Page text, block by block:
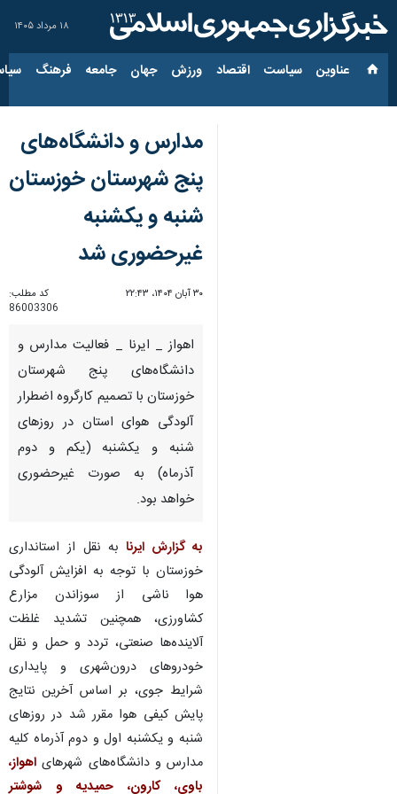
۱۸ مرداد ۱۴۰۵
عناوین‌ سیاست اقتصاد ورزش جهان جامعه فرهنگ
مدارس و دانشگاه‌های
پنج شهرستان خوزستان
شنبه و یکشنبه
غیرحضوری شد
۳۰ آبان ۱۴۰۴، ۲۲:۴۳
کد مطلب:
86003306
اهواز _ ایرنا _ فعالیت مدارس و
دانشگاه‌های پنج شهرستان‌
خوزستان با تصمیم کارگروه اضطرار
آلودگی هوای استان در روزهای
شنبه و یکشنبه (یکم و دوم
آذرماه) به صورت غیرحضوری
خواهد بود.
به گزارش ایرنابه نقل از استانداری
خوزستان با توجه به افزایش آلودگی
هوا ناشی از سوزاندن مزارع
کشاورزی، همچنین تشدید غلظت
آلاینده‌ها صنعتی، تردد و حمل‌ و نقل
خودروهای درون‌شهری و پایداری
شرایط جوی، بر اساس آخرین نتایج
پایش کیفی هوا مقرر شد در روزهای
شنبه و یکشنبه اول و دوم آذرماه کلیه
مدارس و دانشگاه‌های شهرهای اهواز،
باوی، کارون، حمیدیه و شوشتر